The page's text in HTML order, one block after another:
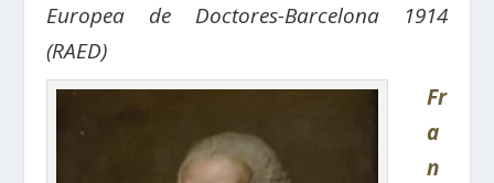
Europea de Doctores-Barcelona 1914
(RAED)
Fr
a
n